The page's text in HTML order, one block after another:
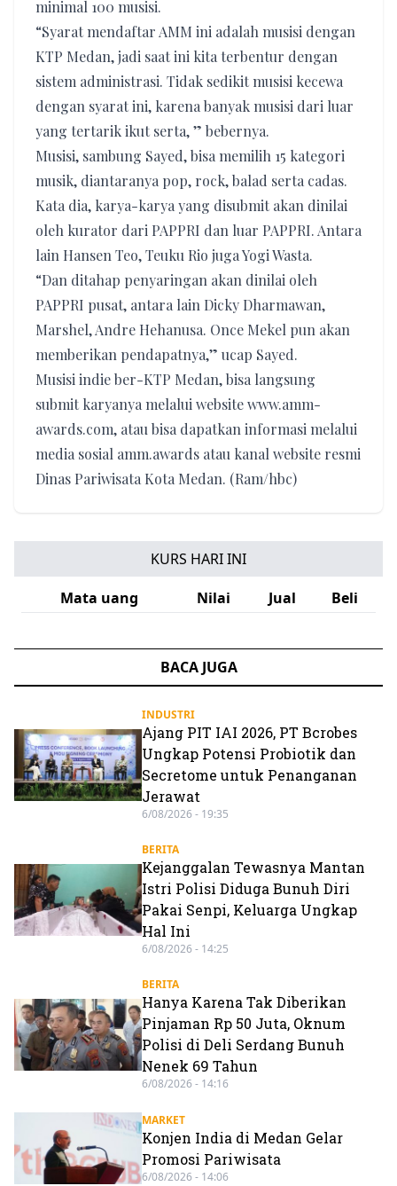
minimal 100 musisi.
“Syarat mendaftar AMM ini adalah musisi dengan
KTP Medan, jadi saat ini kita terbentur dengan
sistem administrasi. Tidak sedikit musisi kecewa
dengan syarat ini, karena banyak musisi dari luar
yang tertarik ikut serta, ” bebernya.
Musisi, sambung Sayed, bisa memilih 15 kategori
musik, diantaranya pop, rock, balad serta cadas.
Kata dia, karya-karya yang disubmit akan dinilai
oleh kurator dari PAPPRI dan luar PAPPRI. Antara
lain Hansen Teo, Teuku Rio juga Yogi Wasta.
“Dan ditahap penyaringan akan dinilai oleh
PAPPRI pusat, antara lain Dicky Dharmawan,
Marshel, Andre Hehanusa. Once Mekel pun akan
memberikan pendapatnya,” ucap Sayed.
Musisi indie ber-KTP Medan, bisa langsung
submit karyanya melalui website www.amm-
awards.com, atau bisa dapatkan informasi melalui
media sosial amm.awards atau kanal website resmi
Dinas Pariwisata Kota Medan. (Ram/hbc)
KURS HARI INI
Mata uang
Nilai Jual Beli
BACA JUGA
INDUSTRI
Ajang PIT IAI 2026, PT Bcrobes
Ungkap Potensi Probiotik dan
Secretome untuk Penanganan
Jerawat
6/08/2026 - 19:35
BERITA
Kejanggalan Tewasnya Mantan
Istri Polisi Diduga Bunuh Diri
Pakai Senpi, Keluarga Ungkap
Hal Ini
6/08/2026 - 14:25
BERITA
Hanya Karena Tak Diberikan
Pinjaman Rp 50 Juta, Oknum
Polisi di Deli Serdang Bunuh
Nenek 69 Tahun
6/08/2026 - 14:16
MARKET
Konjen India di Medan Gelar
Promosi Pariwisata
6/08/2026 - 14:06